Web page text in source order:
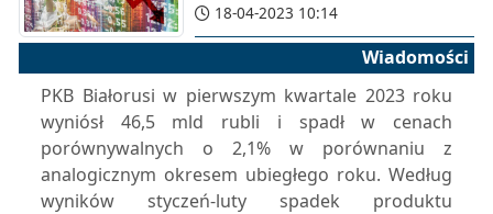
18-04-2023 10:14
Wiadomości
PKB Białorusi w pierwszym kwartale 2023 roku
wyniósł 46,5 mld rubli i spadł w cenach
porównywalnych o 2,1% w porównaniu z
analogicznym okresem ubiegłego roku. Według
wyników styczeń-luty spadek produktu